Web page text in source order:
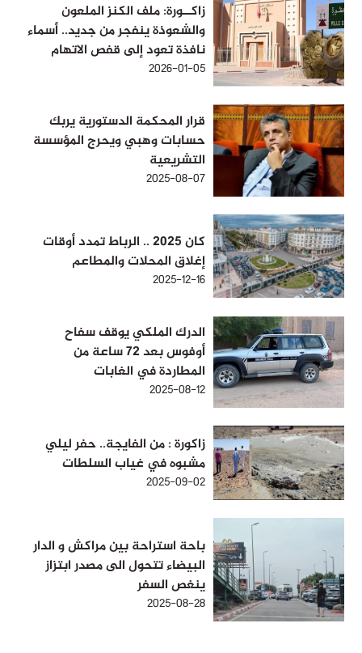
زاكــورة: ملف الكنز الملعون
والشعوذة ينفجر من جديد.. أسماء
نافذة تعود إلى قفص الاتهام
2026-01-05
قرار المحكمة الدستورية يربك
حسابات وهبي ويحرج المؤسسة
التشريعية
2025-08-07
كان 2025 .. الرباط تمدد أوقات
إغلاق المحلات والمطاعم
2025-12-16
الدرك الملكي يوقف سفاح
أوفوس بعد 72 ساعة من
المطاردة في الغابات
2025-08-12
زاكورة : من الفايجة.. حفر ليلي
مشبوه في غياب السلطات
2025-09-02
باحة استراحة بين مراكش و الدار
البيضاء تتحول الى مصدر ابتزاز
ينغص السفر
2025-08-28